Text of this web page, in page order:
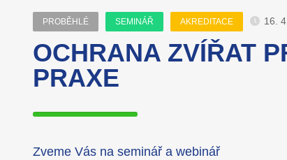
PROBĚHLÉ SEMINÁŘ AKREDITACE 16.
OCHRANA ZVÍŘAT
PRAXE
Zveme Vás na seminář a webinář